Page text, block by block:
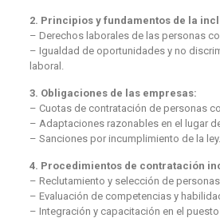
2. Principios y fundamentos de la
– Derechos laborales de las personas
– Igualdad de oportunidades y no
laboral.
3. Obligaciones de las empresas:
– Cuotas de contratación de personas
– Adaptaciones razonables en el lugar
– Sanciones por incumplimiento de la ley.
4. Procedimientos de contratación
– Reclutamiento y selección de
– Evaluación de competencias y
– Integración y capacitación en el puesto